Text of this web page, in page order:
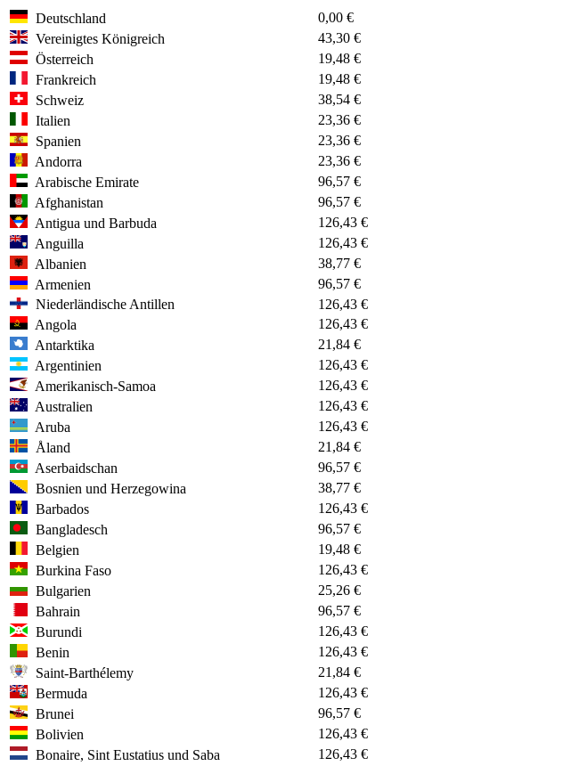
Deutschland
0,00 €
Vereinigtes Königreich
43,30 €
Österreich
19,48 €
Frankreich
19,48 €
Schweiz
38,54 €
Italien
23,36 €
Spanien
23,36 €
Andorra
23,36 €
Arabische Emirate
96,57 €
Afghanistan
96,57 €
Antigua und Barbuda
126,43 €
Anguilla
126,43 €
Albanien
38,77 €
Armenien
96,57 €
Niederländische Antillen
126,43 €
Angola
126,43 €
Antarktika
21,84 €
Argentinien
126,43 €
Amerikanisch-Samoa
126,43 €
Australien
126,43 €
Aruba
126,43 €
Åland
21,84 €
Aserbaidschan
96,57 €
Bosnien und Herzegowina
38,77 €
Barbados
126,43 €
Bangladesch
96,57 €
Belgien
19,48 €
Burkina Faso
126,43 €
Bulgarien
25,26 €
Bahrain
96,57 €
Burundi
126,43 €
Benin
126,43 €
Saint-Barthélemy
21,84 €
Bermuda
126,43 €
Brunei
96,57 €
Bolivien
126,43 €
Bonaire, Sint Eustatius und Saba
126,43 €